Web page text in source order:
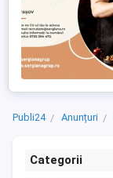
Publi24 Anunțuri
Categorii